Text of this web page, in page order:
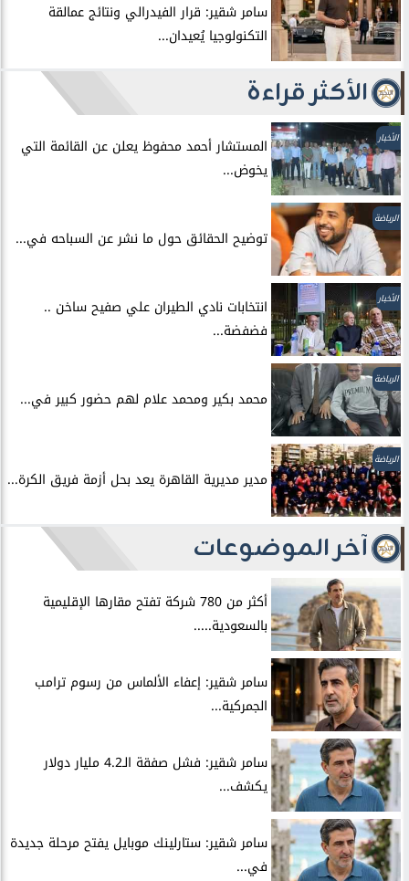
سامر شقير: قرار الفيدرالي ونتائج عمالقة
التكنولوجيا يُعيدان...
الأكثر قراءة
الأخبار
المستشار أحمد محفوظ يعلن عن القائمة التي
يخوض...
الرياضة
توضيح الحقائق حول ما نشر عن السباحه في...
الأخبار
انتخابات نادي الطيران علي صفيح ساخن ..
فضفضة...
الرياضة
محمد بكير ومحمد علام لهم حضور كبير في...
الرياضة
مدير مديرية القاهرة يعد بحل أزمة فريق الكرة...
آخر الموضوعات
أكثر من 780 شركة تفتح مقارها الإقليمية
بالسعودية.....
سامر شقير: إعفاء الألماس من رسوم ترامب
الجمركية...
سامر شقير: فشل صفقة الـ4.2 مليار دولار
يكشف...
سامر شقير: ستارلينك موبايل يفتح مرحلة جديدة
في...